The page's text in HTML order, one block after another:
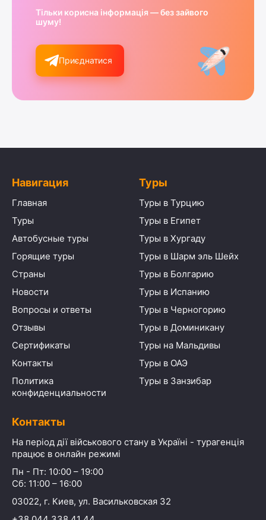
Тільки корисна інформація — без зайвого
шуму!
Приєднатися
Навигация
Главная
Туры
Автобусные туры
Горящие туры
Страны
Новости
Вопросы и ответы
Отзывы
Сертификаты
Контакты
Политика
конфиденциальности
Туры
Туры в Турцию
Туры в Египет
Туры в Хургаду
Туры в Шарм эль Шейх
Туры в Болгарию
Туры в Испанию
Туры в Черногорию
Туры в Доминикану
Туры на Мальдивы
Туры в ОАЭ
Туры в Занзибар
Контакты
На період дії військового стану в Україні - турагенція
працює в онлайн режимі
Пн - Пт: 10:00 – 19:00
Сб: 11:00 – 16:00
03022, г. Киев, ул. Васильковская 32